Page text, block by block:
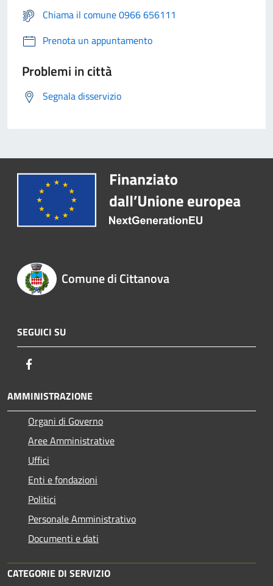
Chiama il comune 0966 656111
Prenota un appuntamento
Problemi in città
Segnala disservizio
Comune di Cittanova
SEGUICI SU
AMMINISTRAZIONE
Organi di Governo
Aree Amministrative
Uffici
Enti e fondazioni
Politici
Personale Amministrativo
Documenti e dati
CATEGORIE DI SERVIZIO